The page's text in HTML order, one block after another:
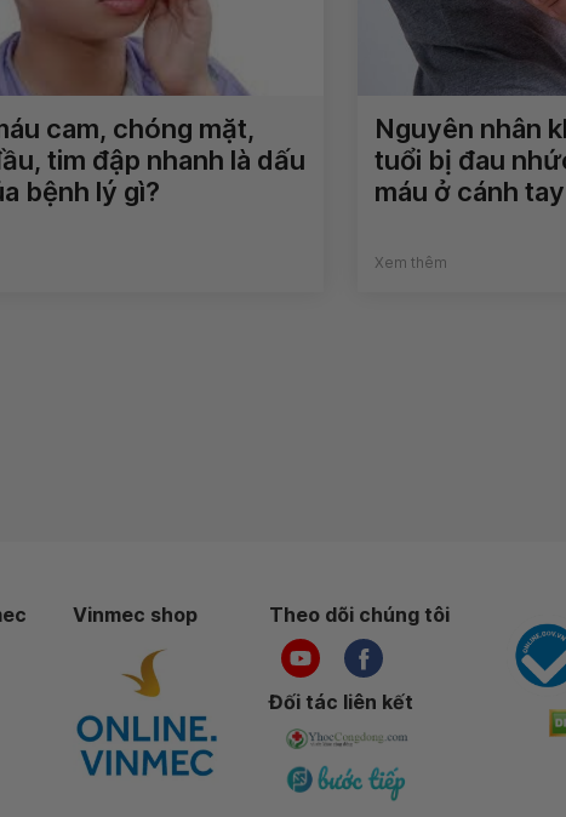
cam, chóng mặt,
tim đập nhanh là dấu
bệnh lý gì?
Nguyên nhân
tuổi bị đau
máu ở cánh tay
Xem thêm
Vinmec shop Theo dõi chúng tôi
Đối tác liên kết